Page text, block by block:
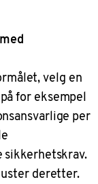
velg en
for eksempel
per
deretter.